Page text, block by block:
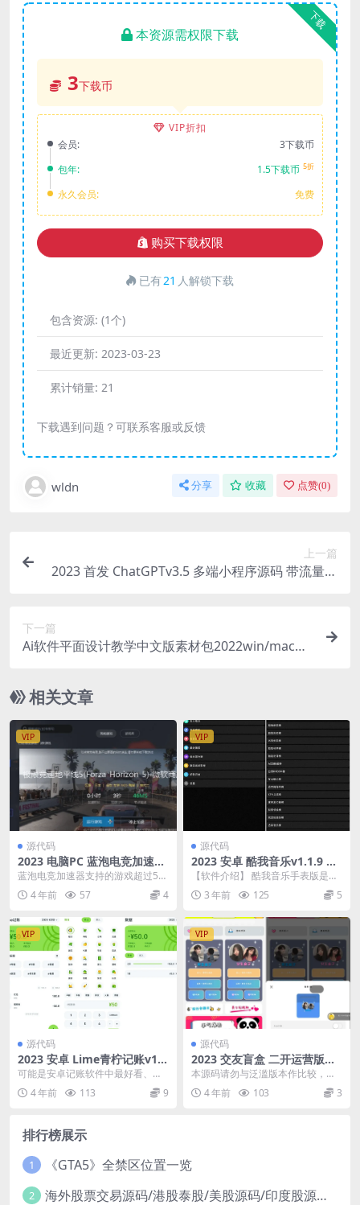
下载
本资源需权限下载
3下载币
VIP折扣
会员:
3下载币
包年:
1.5下载币 5折
永久会员: 免费
购买下载权限
已有21 人解锁下载
包含资源: (1个)
最近更新: 2023-03-23
累计销量: 21
下载遇到问题？可联系客服或反馈
wldn 分享 收藏 点赞(0)
上一篇
2023 首发 ChatGPTv3.5 多端小程序源码 带流量主
下一篇
Ai软件平面设计教学中文版素材包2022win/mac视
相关文章
VIP
源代码
2023 电脑PC 蓝泡电竞加速器
解锁无限时间版
蓝泡电竞加速器支持的游戏超过50
0+，但只能免费加速1小时，之后
就得每隔一小时手...
4 年前 57 4
VIP
源代码
2023 安卓 酷我音乐v1.1.9 解
锁VIP手表版
【软件介绍】 酷我音乐手表版是一
款非常给力的手机播放器，你可以
在这里享受到酷我音...
3 年前 125 5
VIP
源代码
2023 安卓 Lime青柠记账v1.
0.4 干净版
可能是安卓记账软件中最好看、最
好用的记账软件。零零散散的日常
消费，不管多还是少，...
4 年前 113 9
VIP
源代码
2023 交友盲盒 二开运营版源
码
本源码请勿与泛滥版本作比较，解
决部分问题，详细教程文件里有 1.
首页轮转广告 2...
4 年前 103 3
排行榜展示
1 《GTA5》全禁区位置一览
2 海外股票交易源码/港股泰股/美股源码/印度股源码/马拉西亚股票源码/国际股票配资